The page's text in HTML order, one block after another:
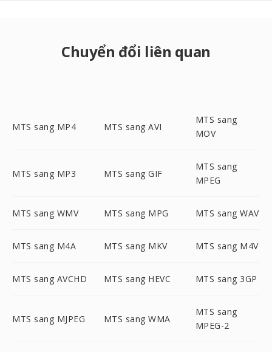
Chuyển đổi liên quan
MTS sang MP4 MTS sang AVI
MTS sang
MOV
MTS sang MP3 MTS sang GIF
MTS sang
MPEG
MTS sang WMV MTS sang MPG MTS sang WAV
MTS sang M4A MTS sang MKV MTS sang M4V
MTS sang AVCHD MTS sang HEVC MTS sang 3GP
MTS sang MJPEG MTS sang WMA
MTS sang
MPEG-2